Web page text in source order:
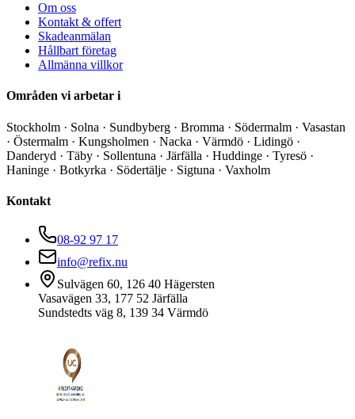
Om oss
Kontakt & offert
Skadeanmälan
Hållbart företag
Allmänna villkor
Områden vi arbetar i
Stockholm · Solna · Sundbyberg · Bromma · Södermalm · Vasastan
· Östermalm · Kungsholmen · Nacka · Värmdö · Lidingö ·
Danderyd · Täby · Sollentuna · Järfälla · Huddinge · Tyresö ·
Haninge · Botkyrka · Södertälje · Sigtuna · Vaxholm
Kontakt
08-92 97 17
info@refix.nu
Sulvägen 60, 126 40 Hägersten
Vasavägen 33, 177 52 Järfälla
Sundstedts väg 8, 139 34 Värmdö